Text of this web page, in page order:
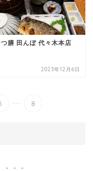
つ膳 田んぼ 代々木本店
2023年12月6日
... 8